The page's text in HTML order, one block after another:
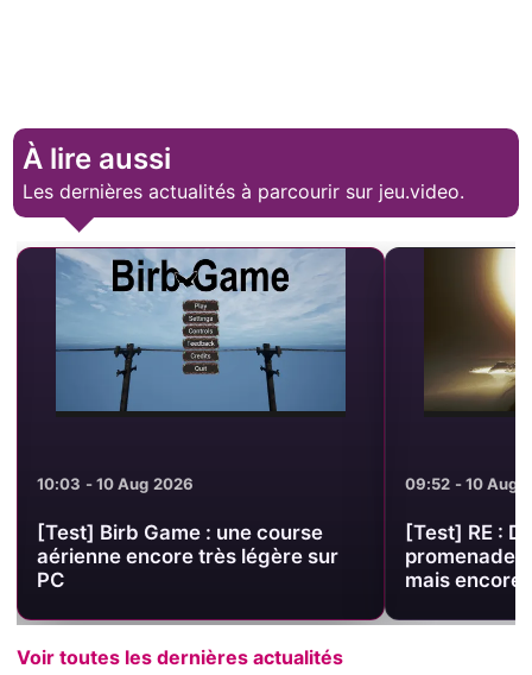
À lire aussi
Les dernières actualités à parcourir sur jeu.video.
10:03 - 10 Aug 2026
[Test] Birb Game : une course
aérienne encore très légère sur
PC
09:52 - 10 Aug
[Test] RE :
promenade
mais encore
Voir toutes les dernières actualités